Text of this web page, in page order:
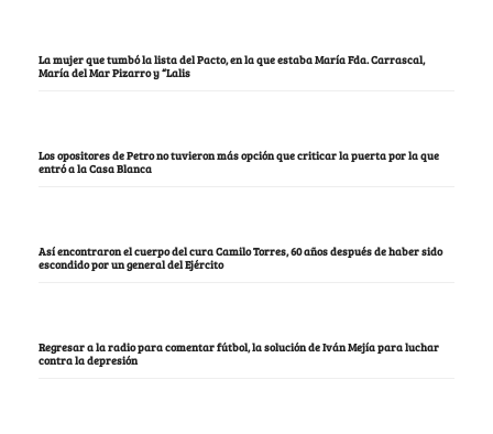
La mujer que tumbó la lista del Pacto, en la que estaba María Fda. Carrascal,
María del Mar Pizarro y “Lalis
Los opositores de Petro no tuvieron más opción que criticar la puerta por la que
entró a la Casa Blanca
Así encontraron el cuerpo del cura Camilo Torres, 60 años después de haber sido
escondido por un general del Ejército
Regresar a la radio para comentar fútbol, la solución de Iván Mejía para luchar
contra la depresión